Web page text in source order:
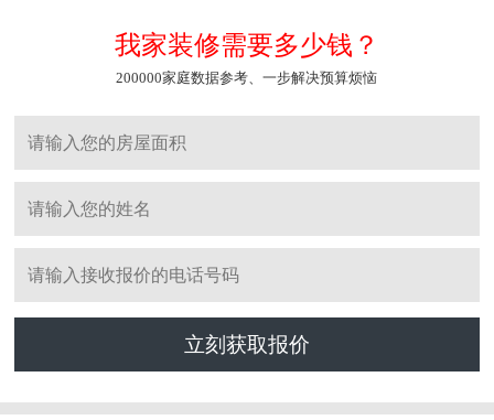
我家装修需要多少钱？
200000家庭数据参考、一步解决预算烦恼
立刻获取报价